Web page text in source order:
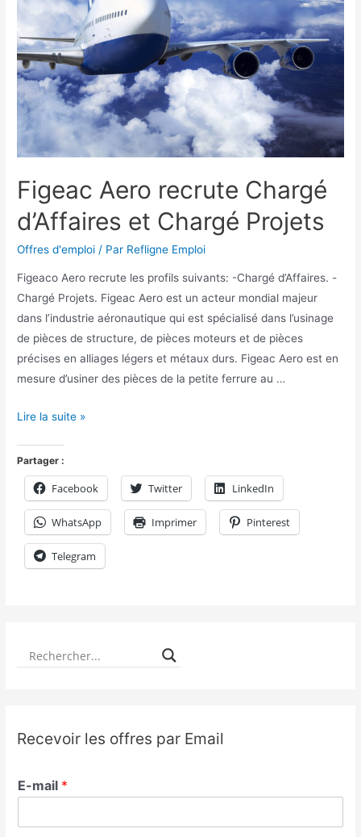
Figeac Aero recrute Chargé
d’Affaires et Chargé Projets
Offres d'emploi / Par Refligne Emploi
Figeaco Aero recrute les profils suivants: -Chargé d’Affaires. -
Chargé Projets. Figeac Aero est un acteur mondial majeur
dans l’industrie aéronautique qui est spécialisé dans l’usinage
de pièces de structure, de pièces moteurs et de pièces
précises en alliages légers et métaux durs. Figeac Aero est en
mesure d’usiner des pièces de la petite ferrure au …
Lire la suite »
Partager :
Facebook Twitter LinkedIn
WhatsApp Imprimer Pinterest
Telegram
Recevoir les offres par Email
E-mail *